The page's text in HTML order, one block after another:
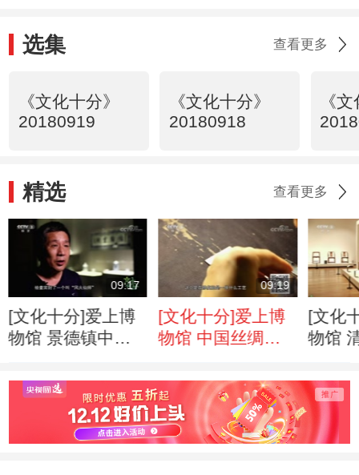
选集 查看更多
《文化十分》
20180919
《文化十分》
20180918
《
精选 查看更多
09:17
[文化十分]爱上博
物馆 景德镇中国
在瓷器的海洋 体
验制陶的乐趣
09:19
[文化十分]爱上博
物馆 中国丝绸博
体验女红乐趣
[文化
物馆
与科